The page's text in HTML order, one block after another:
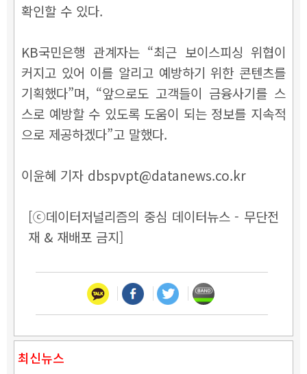
확인할 수 있다.
KB국민은행 관계자는 “최근 보이스피싱 위협이
커지고 있어 이를 알리고 예방하기 위한 콘텐츠를
기획했다”며, “앞으로도 고객들이 금융사기를 스
스로 예방할 수 있도록 도움이 되는 정보를 지속적
으로 제공하겠다”고 말했다.
이윤혜 기자 dbspvpt@datanews.co.kr
[ⓒ데이터저널리즘의 중심 데이터뉴스 - 무단전
재 & 재배포 금지]
최신뉴스